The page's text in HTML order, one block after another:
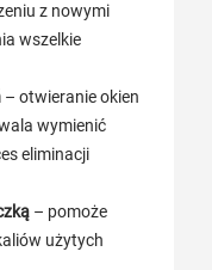
z nowymi
wszelkie
– otwieranie okien
wymienić
eliminacji
– pomoże
użytych